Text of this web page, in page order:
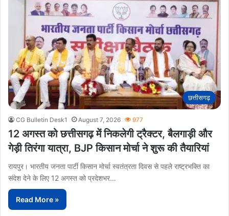
छत्तीसगढ़
CG Bulletin Desk1 August 7, 2026 977
12 अगस्त को छत्तीसगढ़ में निकलेगी ट्रैक्टर, बैलगाड़ी और
गेड़ी तिरंगा यात्रा, BJP किसान मोर्चा ने शुरू की तैयारियां
रायपुर। भारतीय जनता पार्टी किसान मोर्चा स्वतंत्रता दिवस से पहले राष्ट्रभक्ति का
संदेश देने के लिए 12 अगस्त को प्रदेशभर…
Read More »